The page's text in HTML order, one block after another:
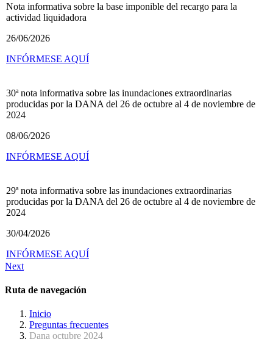
Nota informativa sobre la base imponible del recargo para la
actividad liquidadora
26/06/2026
INFÓRMESE AQUÍ
30ª nota informativa sobre las inundaciones extraordinarias
producidas por la DANA del 26 de octubre al 4 de noviembre de
2024
08/06/2026
INFÓRMESE AQUÍ
29ª nota informativa sobre las inundaciones extraordinarias
producidas por la DANA del 26 de octubre al 4 de noviembre de
2024
30/04/2026
INFÓRMESE AQUÍ
Next
Ruta de navegación
Inicio
Preguntas frecuentes
Dana octubre 2024